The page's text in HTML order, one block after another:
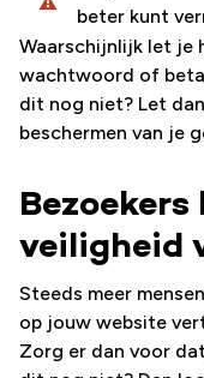
beter kunt
Waarschijnlijk let je
wachtwoord of
dit nog niet? Let
beschermen van je
veiligheid
Steeds meer
op jouw website
Zorg er dan voor